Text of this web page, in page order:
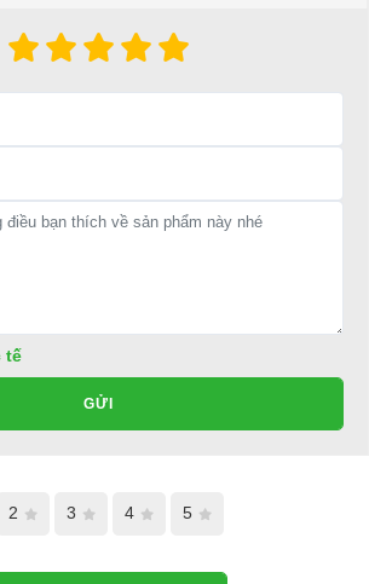
xe điện sân golf chính hãng và được bán
trường Việt Nam
TY:
Đại Cường
260
tế
GỬI
2 3 4 5